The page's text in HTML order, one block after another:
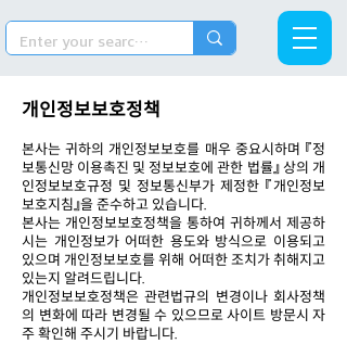
개인정보보호정책
본사는 귀하의 개인정보보호를 매우 중요시하며 『정
보통신망 이용촉진 및 정보보호에 관한 법률』 상의 개
인정보보호규정 및 정보통신부가 제정한 『개인정보
보호지침』을 준수하고 있습니다.
본사는 개인정보보호정책을 통하여 귀하께서 제공하
시는 개인정보가 어떠한 용도와 방식으로 이용되고
있으며 개인정보보호를 위해 어떠한 조치가 취해지고
있는지 알려드립니다.
개인정보보호정책은 관련법규의 변경이나 회사정책
의 변화에 따라 변경될 수 있으므로 사이트 방문시 자
주 확인해 주시기 바랍니다.